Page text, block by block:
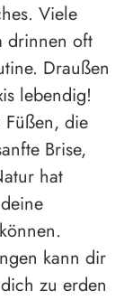
Viele
drinnen oft
Draußen
lebendig!
Füßen, die
Brise,
hat
kann dir
zu erden